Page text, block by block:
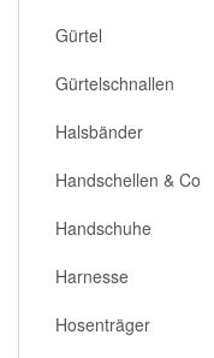
Gürtel
Gürtelschnallen
Halsbänder
Handschellen & Co
Handschuhe
Harnesse
Hosenträger